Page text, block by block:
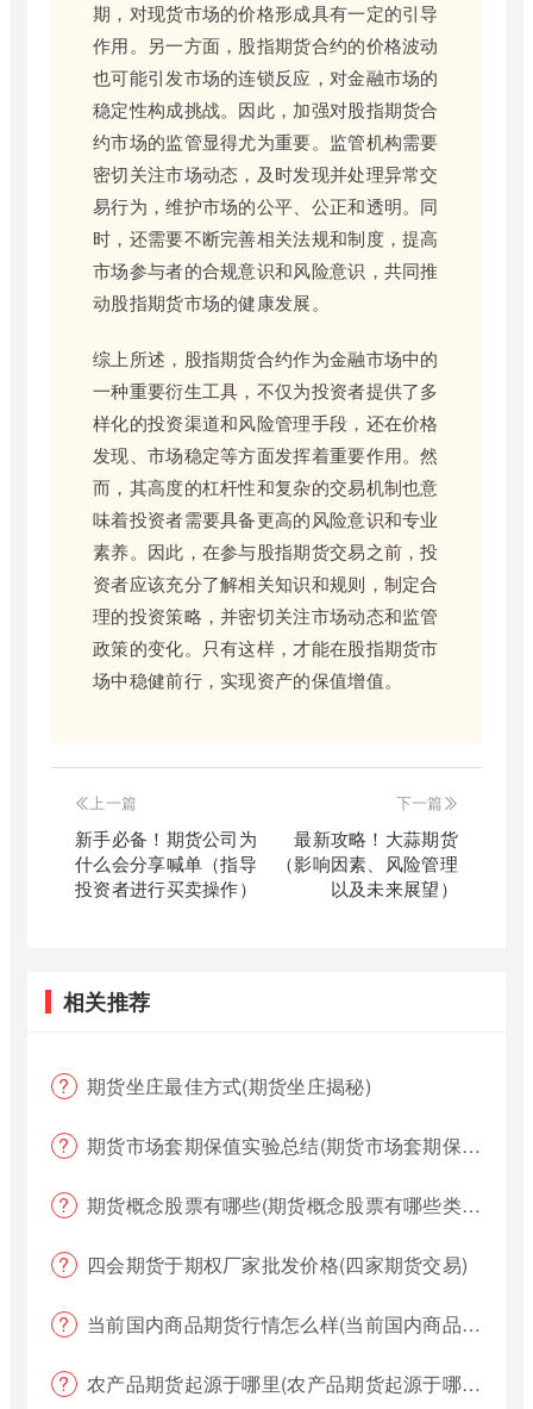
期，对现货市场的价格形成具有一定的引导
作用。另一方面，股指期货合约的价格波动
也可能引发市场的连锁反应，对金融市场的
稳定性构成挑战。因此，加强对股指期货合
约市场的监管显得尤为重要。监管机构需要
密切关注市场动态，及时发现并处理异常交
易行为，维护市场的公平、公正和透明。同
时，还需要不断完善相关法规和制度，提高
市场参与者的合规意识和风险意识，共同推
动股指期货市场的健康发展。
综上所述，股指期货合约作为金融市场中的
一种重要衍生工具，不仅为投资者提供了多
样化的投资渠道和风险管理手段，还在价格
发现、市场稳定等方面发挥着重要作用。然
而，其高度的杠杆性和复杂的交易机制也意
味着投资者需要具备更高的风险意识和专业
素养。因此，在参与股指期货交易之前，投
资者应该充分了解相关知识和规则，制定合
理的投资策略，并密切关注市场动态和监管
政策的变化。只有这样，才能在股指期货市
场中稳健前行，实现资产的保值增值。
上一篇
新手必备！期货公司为
什么会分享喊单（指导
投资者进行买卖操作）
下一篇
最新攻略！大蒜期货
（影响因素、风险管理
以及未来展望）
相关推荐
期货坐庄最佳方式(期货坐庄揭秘)
期货市场套期保值实验总结(期货市场套期保值实验总结报告)
期货概念股票有哪些(期货概念股票有哪些类型)
四会期货于期权厂家批发价格(四家期货交易)
当前国内商品期货行情怎么样(当前国内商品期货行情怎么样了)
农产品期货起源于哪里(农产品期货起源于哪里的)